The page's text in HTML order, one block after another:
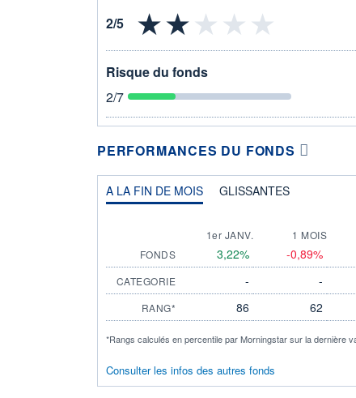
Risque du fonds
2/7
PERFORMANCES DU FONDS
A LA FIN DE MOIS GLISSANTES
1er JANV. 1 MOIS
FONDS
3,22% -0,89%
CATEGORIE - -
RANG* 86 62
*Rangs calculés en percentile par Morningstar sur la dernière
Consulter les infos des autres fonds